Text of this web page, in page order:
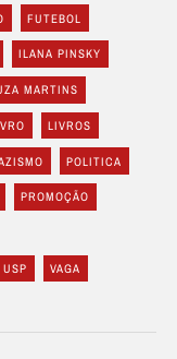
FUTEBOL
ILANA PINSKY
MARTINS
LIVROS
POLITICA
PROMOÇÃO
USP VAGA